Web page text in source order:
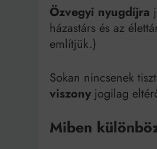
Özvegyi nyugdíjra
házastárs és az
említjük.)
Sokan nincsenek
viszony jogilag
Miben